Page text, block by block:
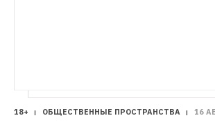
18+ ОБЩЕСТВЕННЫЕ ПРОСТРАНСТВА 16